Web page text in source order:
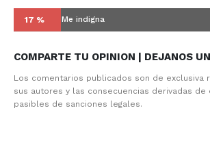
17 % Me indigna
COMPARTE TU OPINION | DEJANOS
Los comentarios publicados son de exclusiva
sus autores y las consecuencias derivadas
pasibles de sanciones legales.